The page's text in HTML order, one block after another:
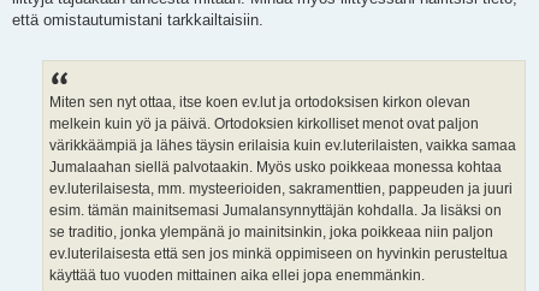
että omistautumistani tarkkailtaisiin.
Miten sen nyt ottaa, itse koen ev.lut ja ortodoksisen kirkon olevan
melkein kuin yö ja päivä. Ortodoksien kirkolliset menot ovat paljon
värikkäämpiä ja lähes täysin erilaisia kuin ev.luterilaisten, vaikka samaa
Jumalaahan siellä palvotaakin. Myös usko poikkeaa monessa kohtaa
ev.luterilaisesta, mm. mysteerioiden, sakramenttien, pappeuden ja juuri
esim. tämän mainitsemasi Jumalansynnyttäjän kohdalla. Ja lisäksi on
se traditio, jonka ylempänä jo mainitsinkin, joka poikkeaa niin paljon
ev.luterilaisesta että sen jos minkä oppimiseen on hyvinkin perusteltua
käyttää tuo vuoden mittainen aika ellei jopa enemmänkin.